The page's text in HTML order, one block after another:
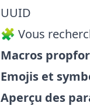
UUID
🧩 Vous
Macros
Emojis et
Aperçu des